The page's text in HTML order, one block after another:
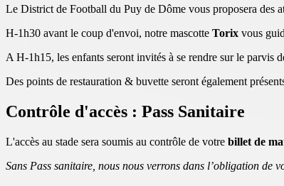
Le District de Football du Puy de Dôme vous proposera des
H-1h30 avant le coup d'envoi, notre mascotte Torix vous
A H-1h15, les enfants seront invités à se rendre sur le parvis
Des points de restauration & buvette seront également
Contrôle d'accès : Pass Sanitaire
L'accès au stade sera soumis au contrôle de votre billet de
Sans Pass sanitaire, nous nous verrons dans l’obligation de